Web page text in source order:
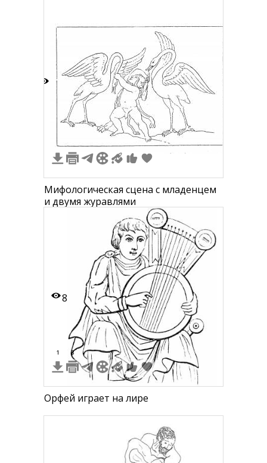
Мифологическая сцена с младенцем
и двумя журавлями
8
1 3
Орфей играет на лире